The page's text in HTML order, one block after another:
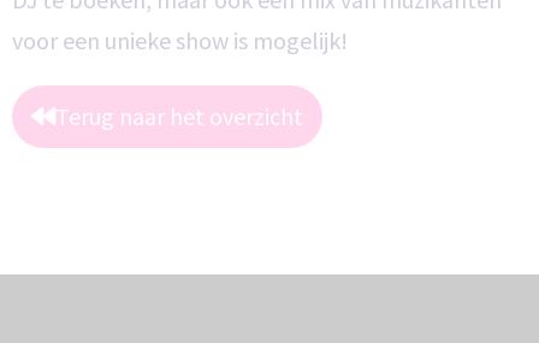
voor een unieke show is mogelijk!
Terug naar het overzicht